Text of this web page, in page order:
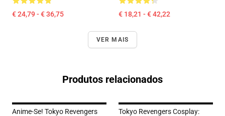
€ 24,79 - € 36,75 € 18,21 - € 42,22
VER MAIS
Produtos relacionados
Anime-Se! Tokyo Revengers
Tokyo Revengers Cosplay: